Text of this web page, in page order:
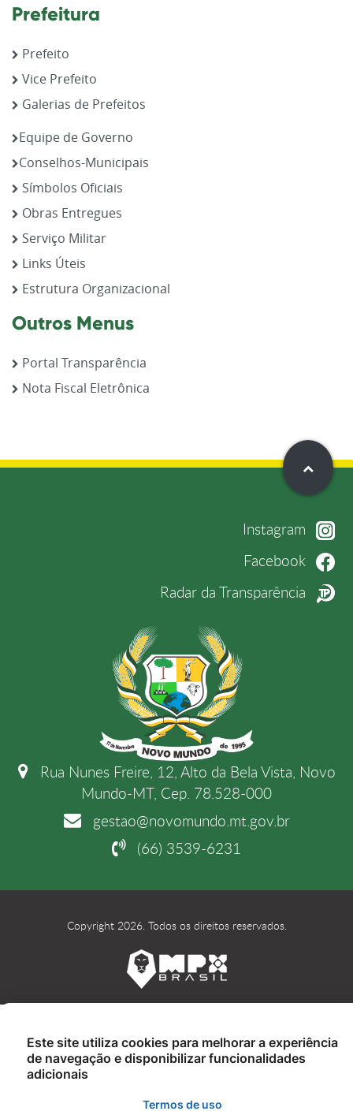
Prefeitura
Prefeito
Vice Prefeito
Galerias de Prefeitos
Equipe de Governo
Conselhos-Municipais
Símbolos Oficiais
Obras Entregues
Serviço Militar
Links Úteis
Estrutura Organizacional
Outros Menus
Portal Transparência
Nota Fiscal Eletrônica
Instagram
Facebook
Radar da Transparência
Rua Nunes Freire, 12, Alto da Bela Vista, Novo
Mundo-MT, Cep. 78.528-000
gestao@novomundo.mt.gov.br
(66) 3539-6231
Copyright 2026. Todos os direitos reservados.
Este site utiliza cookies para melhorar a experiência
de navegação e disponibilizar funcionalidades
adicionais
Termos de uso